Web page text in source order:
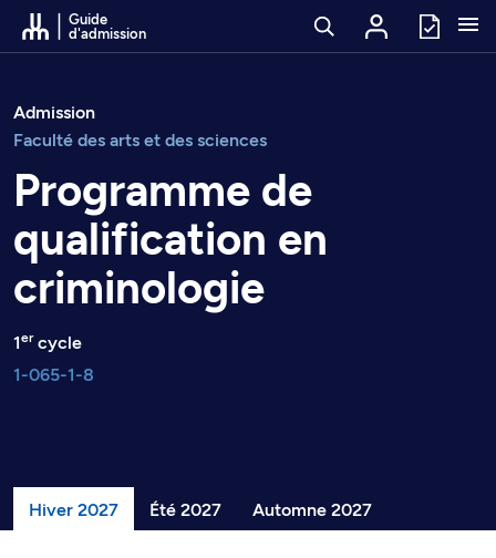
Passer au contenu
Guide
d'admission
Admission
Faculté des arts et des sciences
Programme de
qualification en
criminologie
1ercycle
1-065-1-8
Hiver 2027 Été 2027 Automne 2027